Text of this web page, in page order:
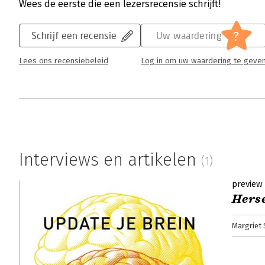
Hersenhack - Een belangrijke eerste
Wees de eerste die een lezersrecensie schrijft!
Schrijf een recensie
Lees ons recensiebeleid
Uw waardering ?
Log in om uw waardering te geven
Interviews en artikelen (1)
preview
Margriet